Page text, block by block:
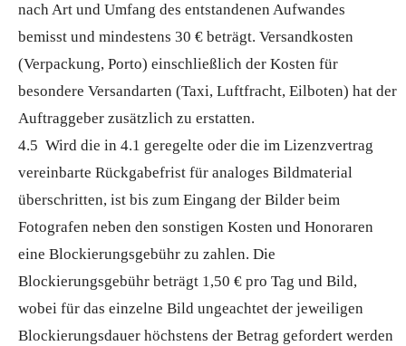
nach Art und Umfang des entstandenen Aufwandes
bemisst und mindestens 30 € beträgt. Versandkosten
(Verpackung, Porto) einschließlich der Kosten für
besondere Versandarten (Taxi, Luftfracht, Eilboten) hat der
Auftraggeber zusätzlich zu erstatten.
4.5 Wird die in 4.1 geregelte oder die im Lizenzvertrag
vereinbarte Rückgabefrist für analoges Bildmaterial
überschritten, ist bis zum Eingang der Bilder beim
Fotografen neben den sonstigen Kosten und Honoraren
eine Blockierungsgebühr zu zahlen. Die
Blockierungsgebühr beträgt 1,50 € pro Tag und Bild,
wobei für das einzelne Bild ungeachtet der jeweiligen
Blockierungsdauer höchstens der Betrag gefordert werden